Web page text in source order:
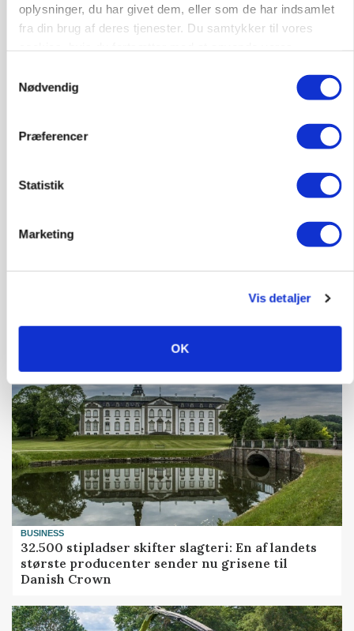
oplysninger, du har givet dem, eller som de har indsamlet
fra din brug af deres tjenester. Du samtykker til vores
Nødvendig
Præferencer
Statistik
Marketing
Vis detaljer
OK
ARRANGEMENT
Markvandring sætter fokus på elefantgræs
BUSINESS
32.500 stipladser skifter slagteri: En af landets
største producenter sender nu grisene til
Danish Crown